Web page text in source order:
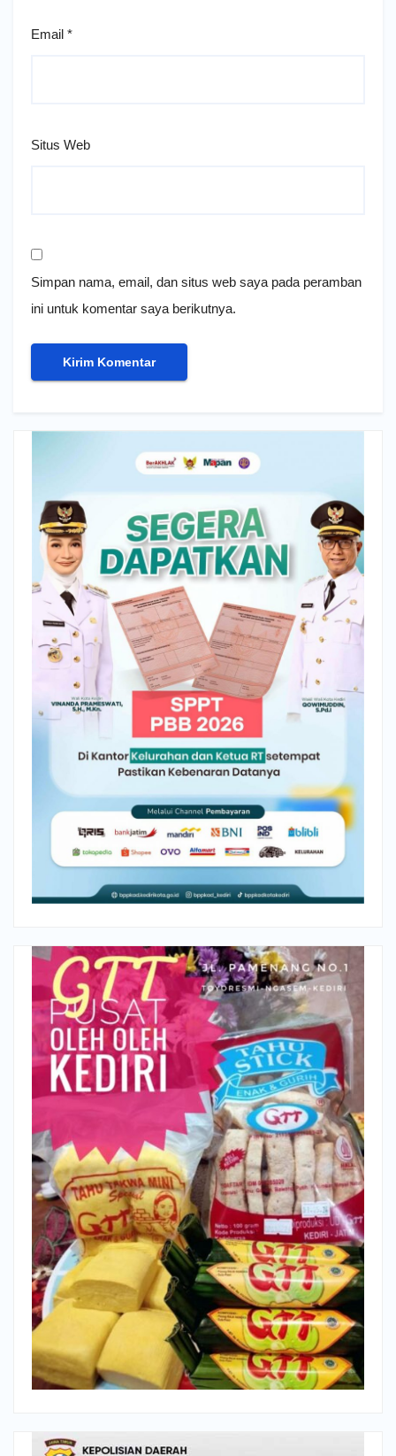
Email *
Situs Web
Simpan nama, email, dan situs web saya pada peramban
ini untuk komentar saya berikutnya.